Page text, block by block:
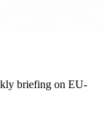
briefing on EU-